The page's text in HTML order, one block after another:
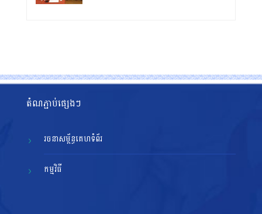
តំណភ្ជាប់ផ្សេងៗ
រចនាសម្ព័ន្ធគេហទំព័រ
កម្មវិធី